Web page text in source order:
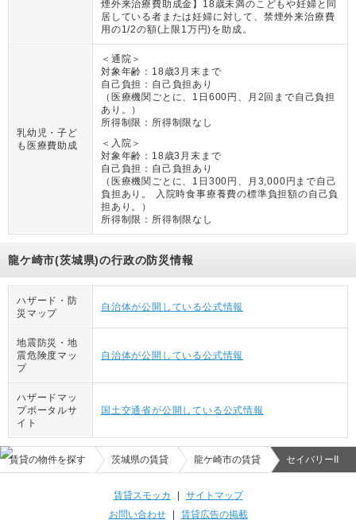
煙外来治療費助成金】18歳未満のこどもや妊婦と同
居している者または妊婦に対して、禁煙外来治療費
用の1/2の額(上限1万円)を助成。
乳幼児・子ど
も医療費助成
＜通院＞
対象年齢： 18歳3月末まで
自己負担： 自己負担あり
（ 医療機関ごとに、1日600円、月2回まで自己負担
あり。
）
所得制限： 所得制限なし
＜入院＞
対象年齢： 18歳3月末まで
自己負担： 自己負担あり
（ 医療機関ごとに、1日300円、月3,000円まで自己
負担あり。 入院時食事療養費の標準負担額の自己負
担あり。
）
所得制限： 所得制限なし
龍ケ崎市(茨城県)の行政の防災情報
ハザード・防
災マップ
自治体が公開している公式情報
地震防災・地
震危険度マッ
プ
自治体が公開している公式情報
ハザードマッ
プポータルサ
イト
国土交通省が公開している公式情報
賃貸の物件を探す 茨城県の賃貸 龍ケ崎市の賃貸 セイバリーII
賃貸スモッカ
サイトマップ
お問い合わせ| 賃貸広告の掲載